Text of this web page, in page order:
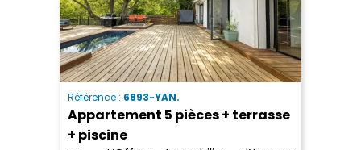
Référence : 6893-YAN.
Appartement 5 pièces + terrasse
+ piscine